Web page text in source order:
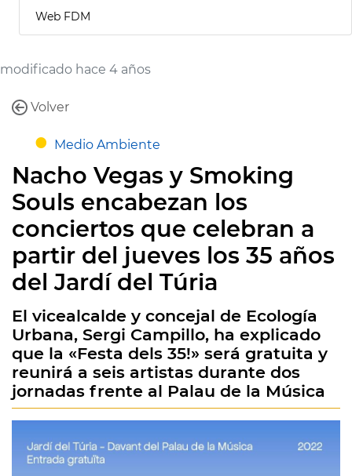
Web FDM
modificado hace 4 años
Volver
Medio Ambiente
Nacho Vegas y Smoking
Souls encabezan los
conciertos que celebran a
partir del jueves los 35 años
del Jardí del Túria
El vicealcalde y concejal de Ecología
Urbana, Sergi Campillo, ha explicado
que la «Festa dels 35!» será gratuita y
reunirá a seis artistas durante dos
jornadas frente al Palau de la Música